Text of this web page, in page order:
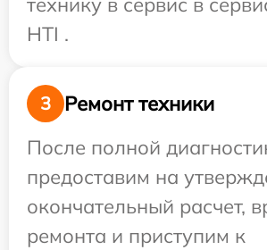
HTI .
3
Ремонт техники
После полной
предоставим на
окончательный расчет,
ремонта и приступим к